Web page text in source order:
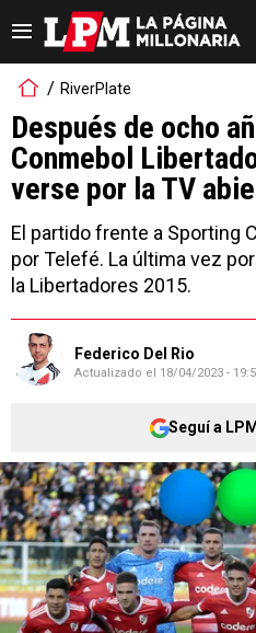
RiverPlate
Después de ocho
Conmebol
verse por la TV
El partido frente a Sporting
por Telefé. La última vez
la Libertadores 2015.
Federico Del Rio
Actualizado el 18/04/2023 -
Seguí a